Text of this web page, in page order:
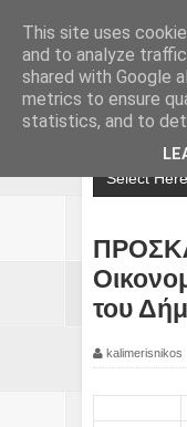
του
kalimerisnikos
This site uses
and to analyze
shared with Google
metrics to ensure
statistics, and to